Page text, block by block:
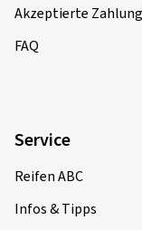
Akzeptierte
FAQ
Service
Reifen ABC
Infos & Tipps